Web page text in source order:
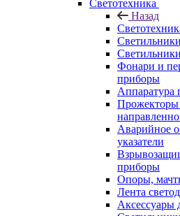
Светотехника
Назад
Фонари и
приборы
Аппаратура
Прожекторы
Аварийное
указатели
приборы
Опоры,
Лента
Аксессуары